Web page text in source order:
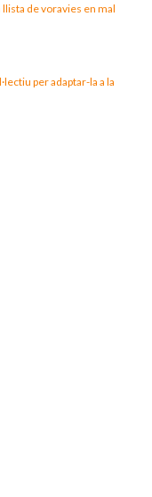
llista de voravies en mal
per adaptar-la a la